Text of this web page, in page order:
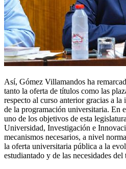
Así, Gómez Villamandos ha
tanto la oferta de títulos como las
respecto al curso anterior gracias a
de la programación universitaria. En
uno de los objetivos de esta
Universidad, Investigación e
mecanismos necesarios, a nivel
la oferta universitaria pública a la
estudiantado y de las necesidades